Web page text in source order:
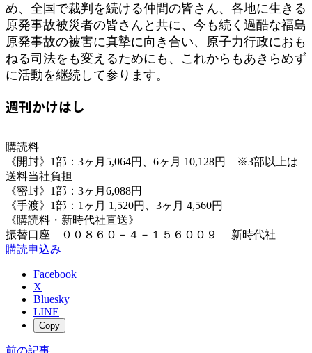
め、全国で裁判を続ける仲間の皆さん、各地に生きる
原発事故被災者の皆さんと共に、今も続く過酷な福島
原発事故の被害に真摯に向き合い、原子力行政におも
ねる司法をも変えるためにも、これからもあきらめず
に活動を継続して参ります。
週刊かけはし
購読料
《開封》1部：3ヶ月5,064円、6ヶ月 10,128円 ※3部以上は
送料当社負担
《密封》1部：3ヶ月6,088円
《手渡》1部：1ヶ月 1,520円、3ヶ月 4,560円
《購読料・新時代社直送》
振替口座 ００８６０－４－１５６００９ 新時代社
購読申込み
Facebook
X
Bluesky
LINE
Copy